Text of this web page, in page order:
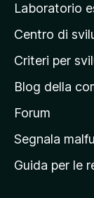
a
g
i
a
p
r
n
Laboratorio
Centro di
Criteri per
Blog della
Forum
Segnala
Guida per le